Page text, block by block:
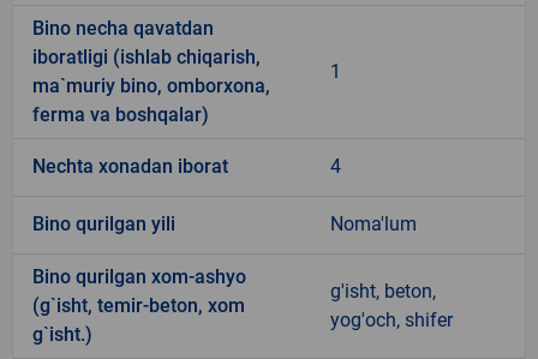
Bino necha qavatdan
iboratligi (ishlab chiqarish,
ma`muriy bino, omborxona,
ferma va boshqalar)
1
Nechta xonadan iborat 4
Bino qurilgan yili Noma'lum
Bino qurilgan xom-ashyo
(g`isht, temir-beton, xom
g`isht.)
g'isht, beton,
yog'och, shifer